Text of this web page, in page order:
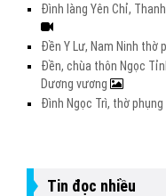
Đình làng Yên Chỉ,
Đền Y Lư, Nam Ninh thờ
Đền, chùa thôn Ngọc
Dương vương
Đình Ngọc Trì, thờ
Tin đọc nhiều